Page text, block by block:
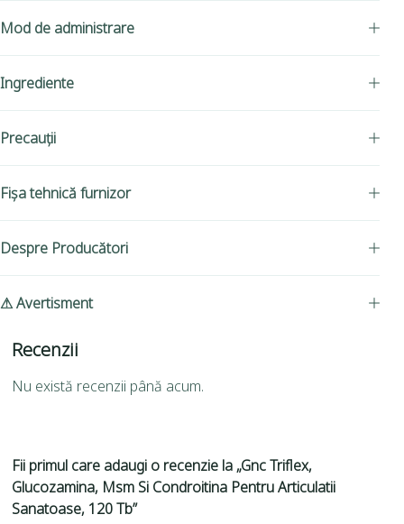
Mod de administrare
Ingrediente
Precauții
Fișa tehnică furnizor
Despre Producători
⚠ Avertisment
Recenzii
Nu există recenzii până acum.
Fii primul care adaugi o recenzie la „Gnc Triflex,
Glucozamina, Msm Si Condroitina Pentru Articulatii
Sanatoase, 120 Tb”